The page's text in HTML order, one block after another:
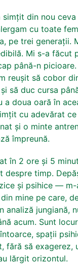
simțit din nou
cu toate
pe trei generații.
Mi s-a făcut
până-n
reușit să cobor
să duc cursa
a doua oară în
cu adevărat ce
și o minte
împreună.
în 2 ore și 5
despre timp.
și psihice — m-
mine pe care,
analiză jungiană,
acum. Sunt
spații
fără să exagerez,
lărgit orizontul.